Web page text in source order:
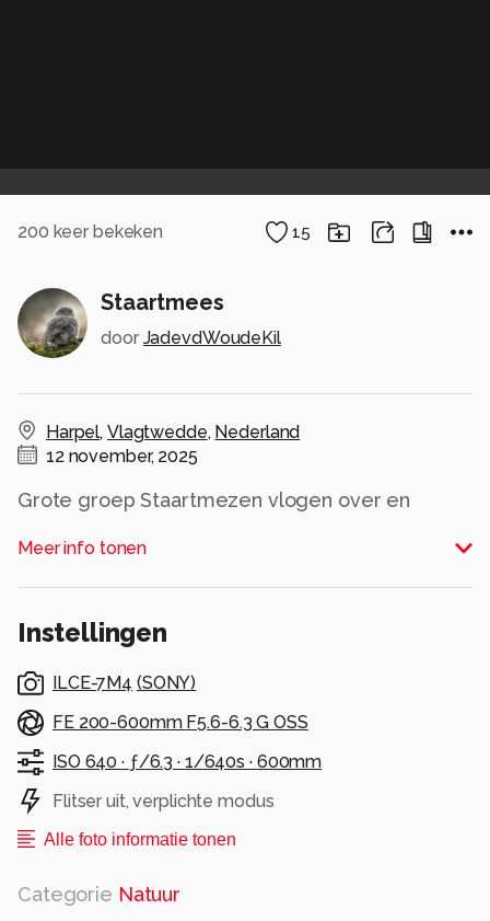
200 keer bekeken 15
Staartmees
door JadevdWoudeKil
Harpel, Vlagtwedde, Nederland
12 november, 2025
Grote groep Staartmezen vlogen over en
Meer info tonen
Instellingen
ILCE-7M4 (SONY)
FE 200-600mm F5.6-6.3 G OSS
ISO 640 · ƒ/6.3 · 1/640s · 600mm
Flitser uit, verplichte modus
Alle foto informatie tonen
Categorie Natuur